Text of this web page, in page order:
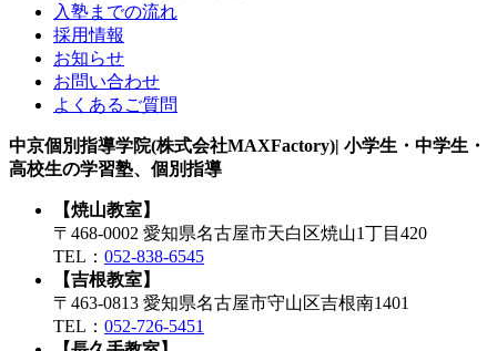
入塾までの流れ
採用情報
お知らせ
お問い合わせ
よくあるご質問
中京個別指導学院(株式会社MAXFactory)| 小学生・中学生・
高校生の学習塾、個別指導
【焼山教室】
〒468-0002 愛知県名古屋市天白区焼山1丁目420
TEL： 052-838-6545
【吉根教室】
〒463-0813 愛知県名古屋市守山区吉根南1401
TEL： 052-726-5451